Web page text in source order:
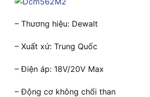
– Thương hiệu: Dewalt
– Xuất xứ: Trung Quốc
– Điện áp: 18V/20V Max
– Động cơ không chổi than